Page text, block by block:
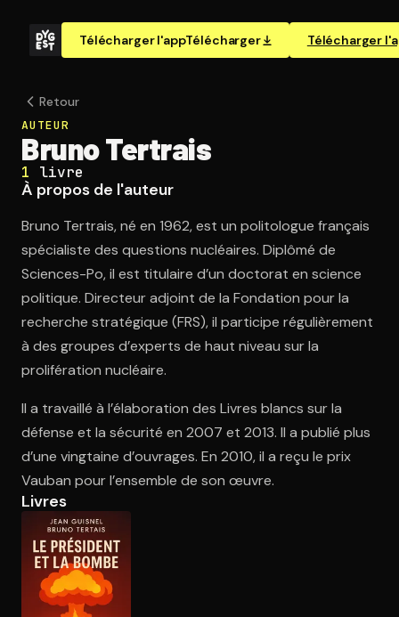
Télécharger l'appTélécharger Télécharger
Ouvre l'app Appareil photo, pointe sur le code. C'est gratuit à
Retour
AUTEUR
Bruno Tertrais
1 livre
À propos de l'auteur
Bruno Tertrais, né en 1962, est un politologue français
spécialiste des questions nucléaires. Diplômé de
Sciences-Po, il est titulaire d’un doctorat en science
politique. Directeur adjoint de la Fondation pour la
recherche stratégique (FRS), il participe régulièrement
à des groupes d’experts de haut niveau sur la
prolifération nucléaire.
Il a travaillé à l’élaboration des Livres blancs sur la
défense et la sécurité en 2007 et 2013. Il a publié plus
d’une vingtaine d’ouvrages. En 2010, il a reçu le prix
Vauban pour l’ensemble de son œuvre.
Livres